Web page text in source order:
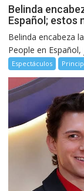
Belinda
Español; estos
Belinda encabeza
People en Español,
Espectáculos